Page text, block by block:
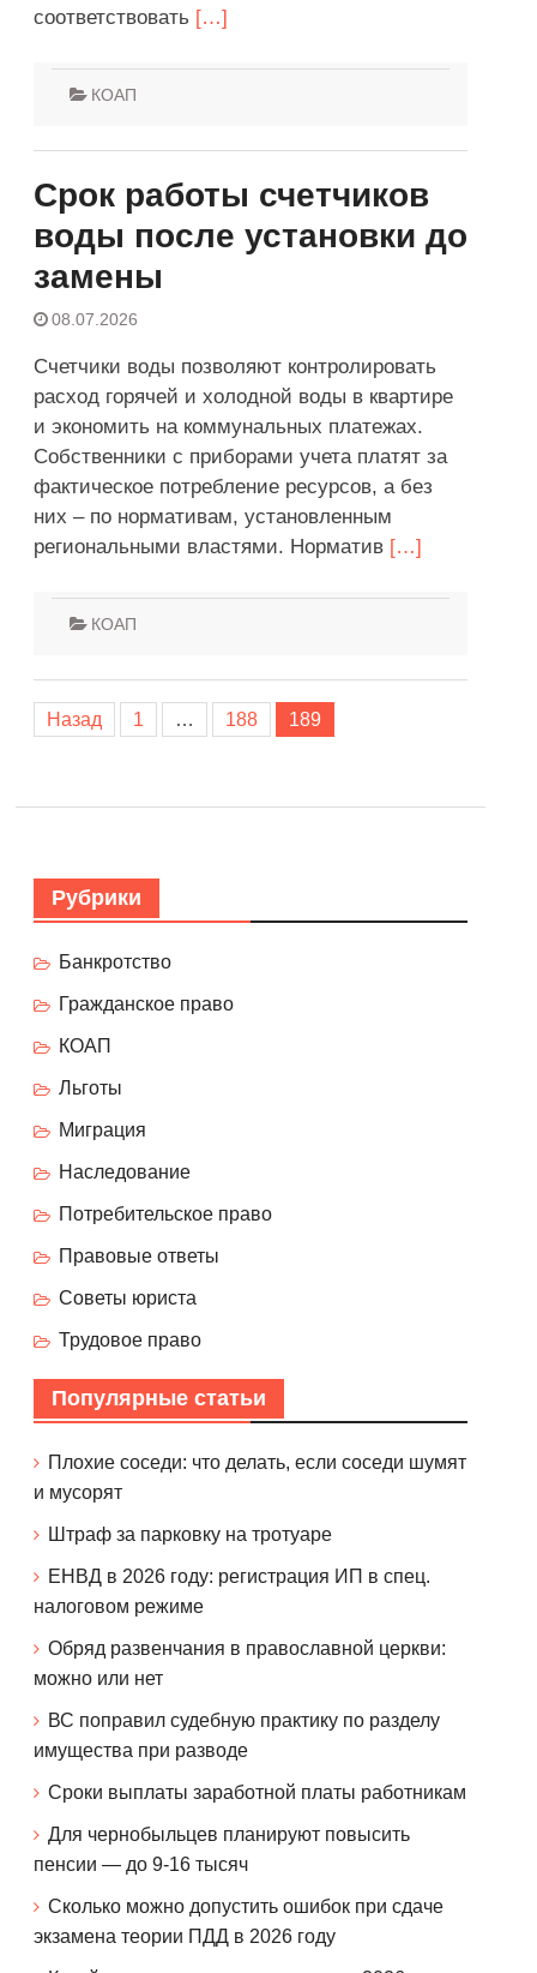
соответствовать […]
КОАП
Срок работы счетчиков
воды после установки до
замены
08.07.2026
Счетчики воды позволяют контролировать
расход горячей и холодной воды в квартире
и экономить на коммунальных платежах.
Собственники с приборами учета платят за
фактическое потребление ресурсов, а без
них – по нормативам, установленным
региональными властями. Норматив […]
КОАП
Назад 1 … 188 189
Рубрики
Банкротство
Гражданское право
КОАП
Льготы
Миграция
Наследование
Потребительское право
Правовые ответы
Советы юриста
Трудовое право
Популярные статьи
Плохие соседи: что делать, если соседи шумят
и мусорят
Штраф за парковку на тротуаре
ЕНВД в 2026 году: регистрация ИП в спец.
налоговом режиме
Обряд развенчания в православной церкви:
можно или нет
ВС поправил судебную практику по разделу
имущества при разводе
Сроки выплаты заработной платы работникам
Для чернобыльцев планируют повысить
пенсии — до 9-16 тысяч
Сколько можно допустить ошибок при сдаче
экзамена теории ПДД в 2026 году